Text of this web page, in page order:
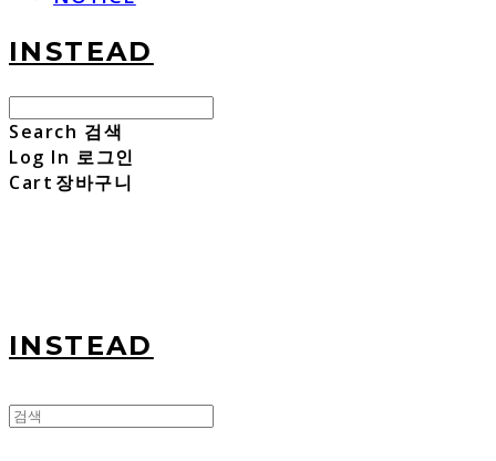
INSTEAD
Search 검색
Log In 로그인
Cart 장바구니
INSTEAD